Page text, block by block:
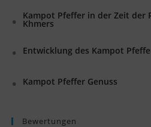
Kampot Pfeffer in der Zeit der
Khmers
Entwicklung des Kampot
Kampot Pfeffer Genuss
Bewertungen